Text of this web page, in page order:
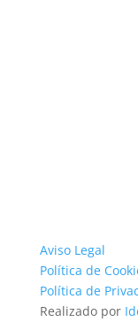
Aviso Legal
Política de
Política de
Realizado por